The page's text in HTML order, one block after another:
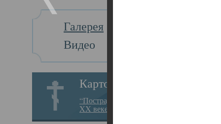
Галерея
Видео
Картотека
“Пострадавшие за веру в
XX веке на Севере”